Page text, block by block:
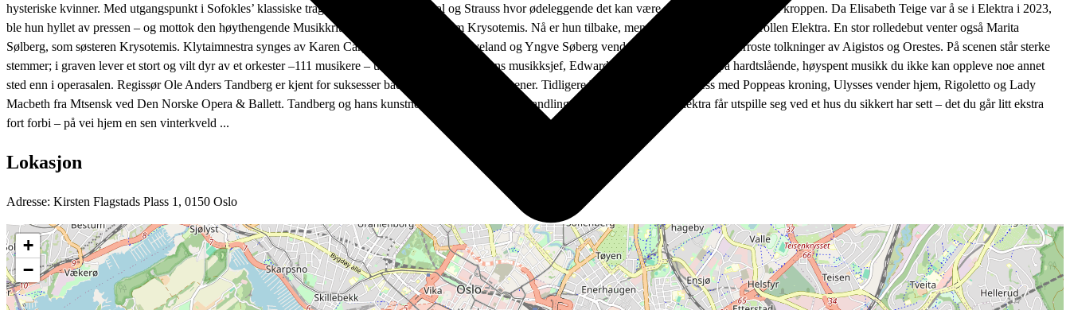
hysteriske kvinner. Med utgangspunkt i Sofokles’ klassiske tragedie viste Hofmannsthal og Strauss hvor ødeleggende det kan være når et traume tar bolig i kroppen. Da Elisabeth Teige var å se i Elektra i 2023,
ble hun hyllet av pressen – og mottok den høythengende Musikkritikerprisen for rollen som Krysotemis. Nå er hun tilbake, men denne gangen i hovedrollen Elektra. En stor rolledebut venter også Marita
Sølberg, som søsteren Krysotemis. Klytaimnestra synges av Karen Cargill, mens Magnus Staveland og Yngve Søberg vender tilbake til sine kritikerroste tolkninger av Aigistos og Orestes. På scenen står sterke
stemmer; i graven lever et stort og vilt dyr av et orkester –111 musikere – under ledelse av Operaens musikksjef, Edward Gardner. Elektra byr på hardtslående, høyspent musikk du ikke kan oppleve noe annet
sted enn i operasalen. Regissør Ole Anders Tandberg er kjent for suksesser både på teater- og operascener. Tidligere har han gjort stor suksess med Poppeas kroning, Ulysses vender hjem, Rigoletto og Lady
Macbeth fra Mtsensk ved Den Norske Opera & Ballett. Tandberg og hans kunstneriske team setter ofte handlingen et sted vi kjenner. Elektra får utspille seg ved et hus du sikkert har sett – det du går litt ekstra
fort forbi – på vei hjem en sen vinterkveld ...
Lokasjon
Adresse: Kirsten Flagstads Plass 1, 0150 Oslo
+
−